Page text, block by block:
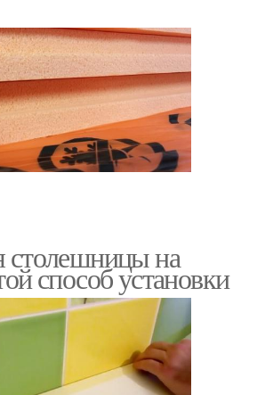
столешницы на
способ установки